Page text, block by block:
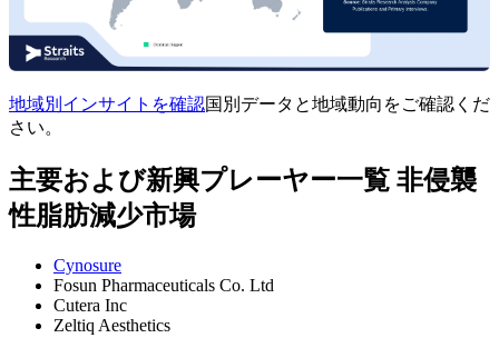
地域別インサイトを確認国別データと地域動向をご確認くだ
さい。
主要および新興プレーヤー一覧 非侵襲
性脂肪減少市場
Cynosure
Fosun Pharmaceuticals Co. Ltd
Cutera Inc
Zeltiq Aesthetics